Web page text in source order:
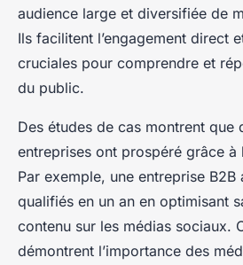
audience large et diversifiée de
Ils facilitent l’engagement direct
cruciales pour comprendre et
du public.
Des études de cas montrent que
entreprises ont prospéré grâce à
Par exemple, une entreprise B2B
qualifiés en un an en optimisant
contenu sur les médias sociaux.
démontrent l’importance des